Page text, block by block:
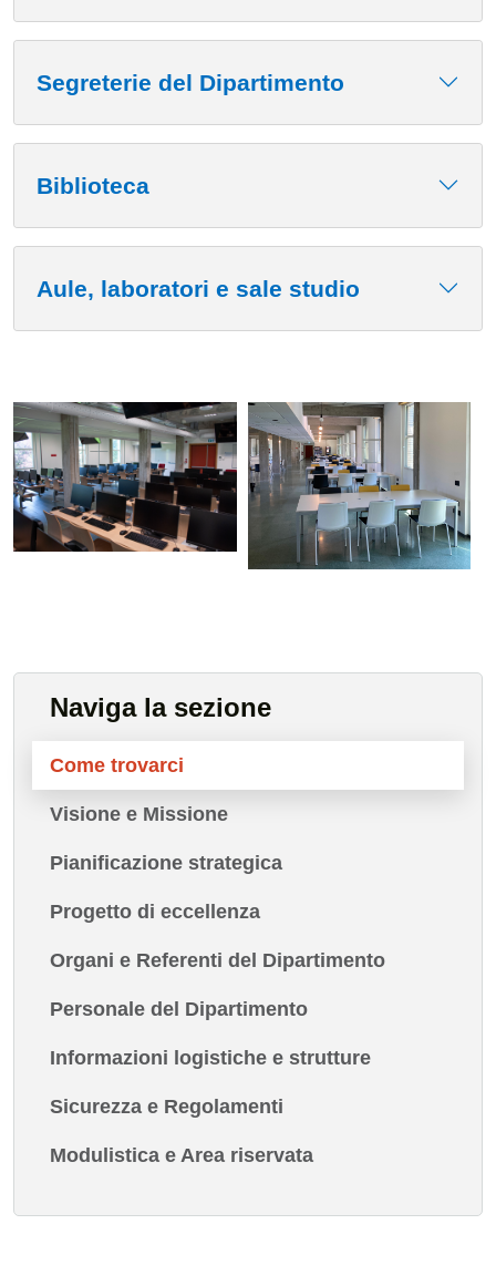
Segreterie del Dipartimento
Biblioteca
Aule, laboratori e sale studio
Naviga la sezione
Come trovarci
Visione e Missione
Pianificazione strategica
Progetto di eccellenza
Organi e Referenti del Dipartimento
Personale del Dipartimento
Informazioni logistiche e strutture
Sicurezza e Regolamenti
Modulistica e Area riservata